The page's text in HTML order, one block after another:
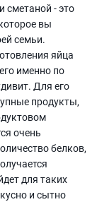
сметаной - это
вы
семьи.
яйца
именно по
Для его
продукты,
очень
белков,
для таких
и сытно